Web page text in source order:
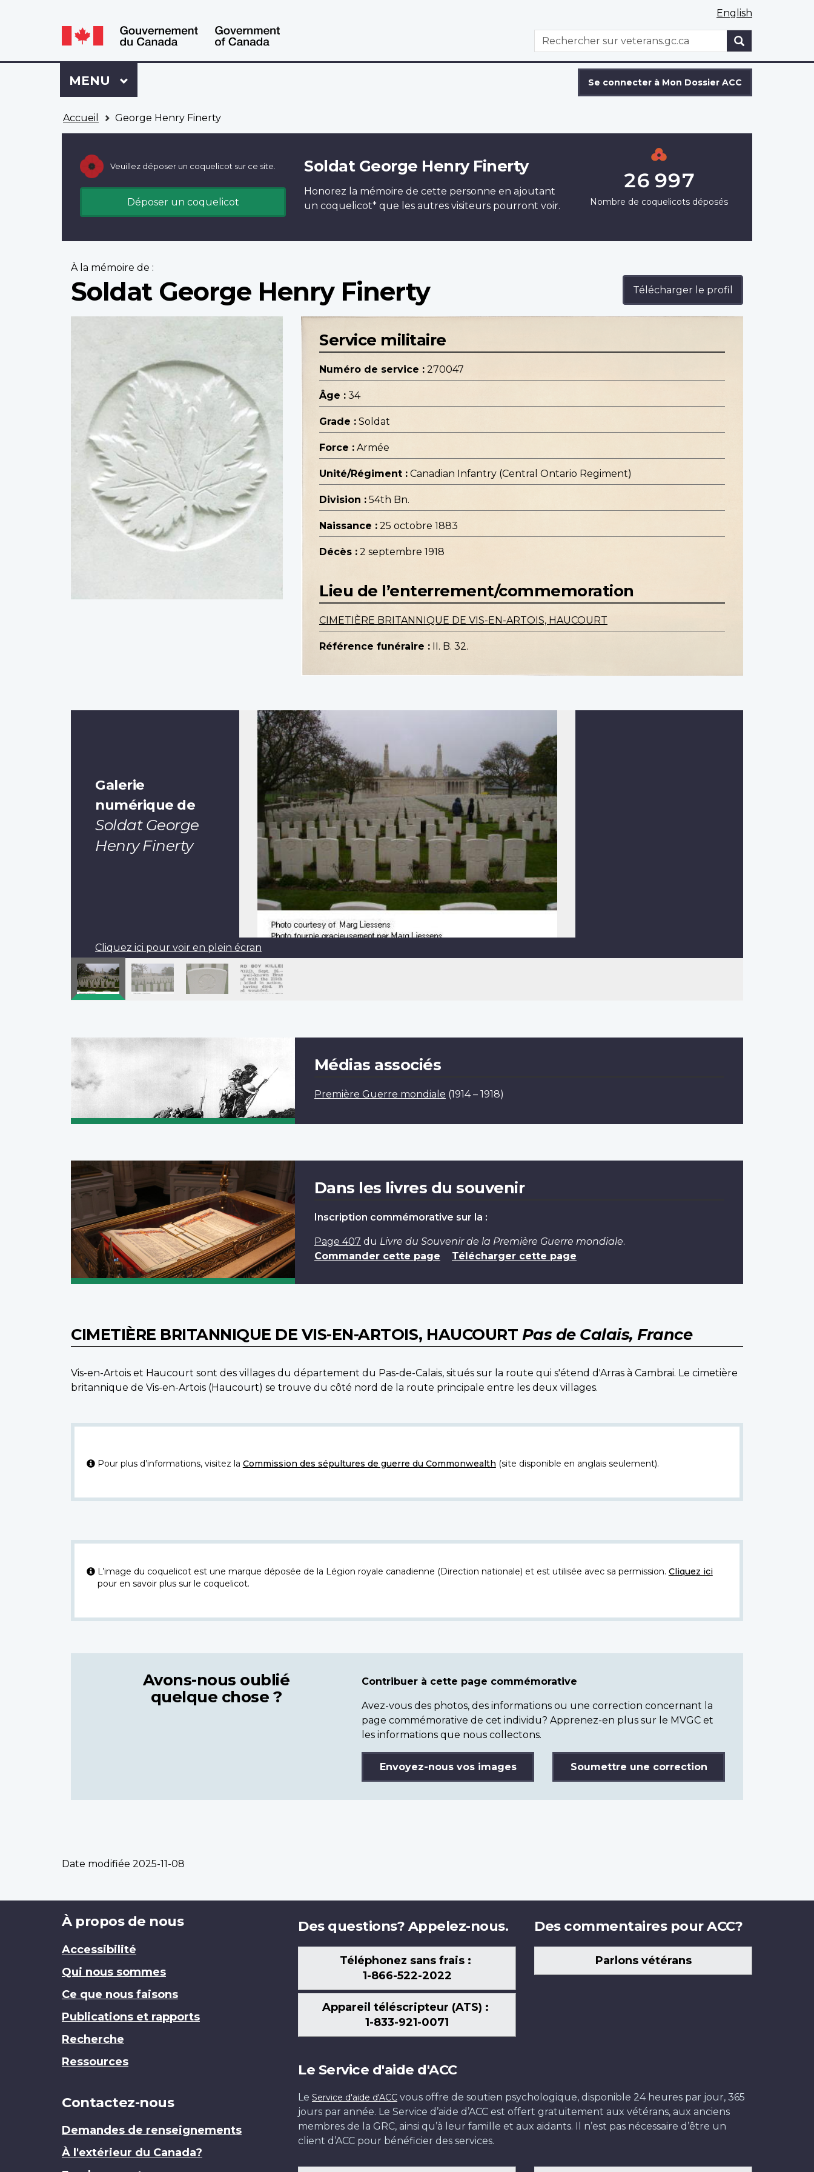
Language
switcher
Language
switcher
English
WxT
Search
Rechercher
Se
connecter
à
Dossier
Se connecter à Mon Dossier ACC
Menu
MENU PRINCIPAL
Accueil George Henry Finerty
Veuillez déposer un coquelicot sur ce site.
Déposer un coquelicot
Soldat George Henry Finerty
Honorez la mémoire de cette personne en ajoutant
un coquelicot* que les autres visiteurs pourront voir.
26 997
Nombre de coquelicots déposés
À la mémoire de :
Soldat George Henry Finerty Télécharger le profil
Service militaire
Numéro de service : 270047
Âge : 34
Grade : Soldat
Force : Armée
Unité/Régiment : Canadian Infantry (Central Ontario Regiment)
Division : 54th Bn.
Naissance : 25 octobre 1883
Décès : 2 septembre 1918
Lieu de l’enterrement/commemoration
CIMETIÈRE BRITANNIQUE DE VIS-EN-ARTOIS, HAUCOURT
Référence funéraire : II. B. 32.
Galerie
numérique de
Soldat George
Henry Finerty
Cliquez ici pour voir en plein écran
Médias associés
Première Guerre mondiale (1914 – 1918)
Dans les livres du souvenir
Inscription commémorative sur la :
Page 407 du Livre du Souvenir de la Première Guerre mondiale.
Commander cette page
Télécharger cette page
CIMETIÈRE BRITANNIQUE DE VIS-EN-ARTOIS, HAUCOURT Pas de Calais, France
Vis-en-Artois et Haucourt sont des villages du département du Pas-de-Calais, situés sur la route qui s'étend d'Arras à Cambrai. Le cimetière
britannique de Vis-en-Artois (Haucourt) se trouve du côté nord de la route principale entre les deux villages.
Pour plus d’informations, visitez la Commission des sépultures de guerre du Commonwealth (site disponible en anglais seulement).
L’image du coquelicot est une marque déposée de la Légion royale canadienne (Direction nationale) et est utilisée avec sa permission. Cliquez ici
pour en savoir plus sur le coquelicot.
Avons-nous oublié
quelque chose ?
Contribuer à cette page commémorative
Avez-vous des photos, des informations ou une correction concernant la
page commémorative de cet individu? Apprenez-en plus sur le MVGC et
les informations que nous collectons.
Envoyez-nous vos images Soumettre une correction
Date modifiée 2025-11-08
Brand
À propos de nous
Accessibilité
Qui nous sommes
Ce que nous faisons
Publications et rapports
Recherche
Ressources
Contactez-nous
Demandes de renseignements
À l'extérieur du Canada?
Des questions? Appelez-nous.
Téléphonez sans frais :
1-866-522-2022
Appareil téléscripteur (ATS) :
1-833-921-0071
Des commentaires pour ACC?
Parlons vétérans
Le Service d'aide d'ACC
Le Service d'aide d'ACC vous offre de soutien psychologique, disponible 24 heures par jour, 365
jours par année. Le Service d’aide d’ACC est offert gratuitement aux vétérans, aux anciens
membres de la GRC, ainsi qu’à leur famille et aux aidants. Il n’est pas nécessaire d’être un
client d’ACC pour bénéficier des services.